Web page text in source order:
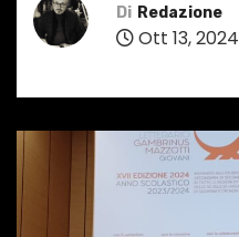
Di Redazione
Ott 13, 2024